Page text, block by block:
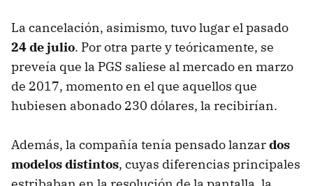
La cancelación, asimismo, tuvo lugar el pasado
24 de julio. Por otra parte y teóricamente, se
preveía que la PGS saliese al mercado en marzo
de 2017, momento en el que aquellos que
hubiesen abonado 230 dólares, la recibirían.
Además, la compañía tenía pensado lanzardos
modelos distintos, cuyas diferencias principales